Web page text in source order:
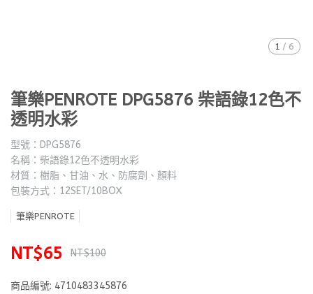
1 / 6
筆樂PENROTE DPG5876 柴語錄12色不
透明水彩
型號：DPG5876
名稱：柴語錄12色不透明水彩
材質：樹脂、甘油、水、防腐劑、顏料
包裝方式：12SET/10BOX
筆樂PENROTE
NT$65 NT$100
商品編號: 4710483345876